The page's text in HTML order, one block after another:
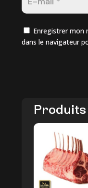
Enregistrer mon
dans le navigateur